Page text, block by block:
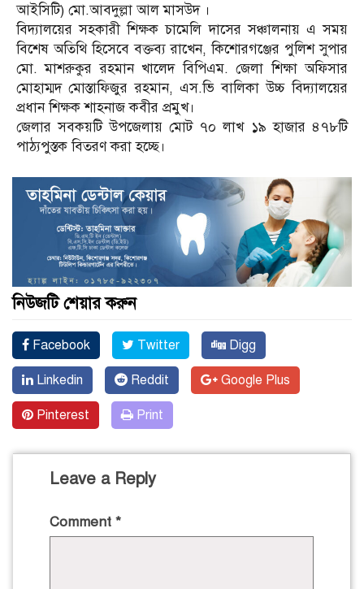
আইসিটি) মো.আবদুল্লা আল মাসউদ ।
বিদ্যালয়ের সহকারী শিক্ষক চামেলি দাসের সঞ্চালনায় এ সময়
বিশেষ অতিথি হিসেবে বক্তব্য রাখেন, কিশোরগঞ্জের পুলিশ সুপার
মো. মাশরুকুর রহমান খালেদ বিপিএম. জেলা শিক্ষা অফিসার
মোহাম্মদ মোস্তাফিজুর রহমান, এস.ভি বালিকা উচ্চ বিদ্যালয়ের
প্রধান শিক্ষক শাহনাজ কবীর প্রমুখ।
জেলার সবকয়টি উপজেলায় মোট ৭০ লাখ ১৯ হাজার ৪৭৮টি
পাঠ্যপুস্তক বিতরণ করা হচ্ছে।
নিউজটি শেয়ার করুন
Facebook Twitter Digg
Linkedin Reddit Google Plus
Pinterest Print
Leave a Reply
Comment *